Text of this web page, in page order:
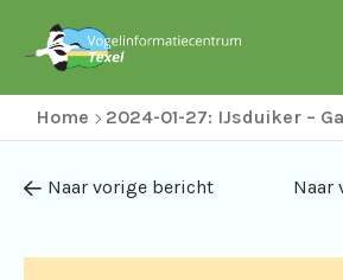
Home 2024-01-27: IJsduiker –
Naar vorige bericht Naar